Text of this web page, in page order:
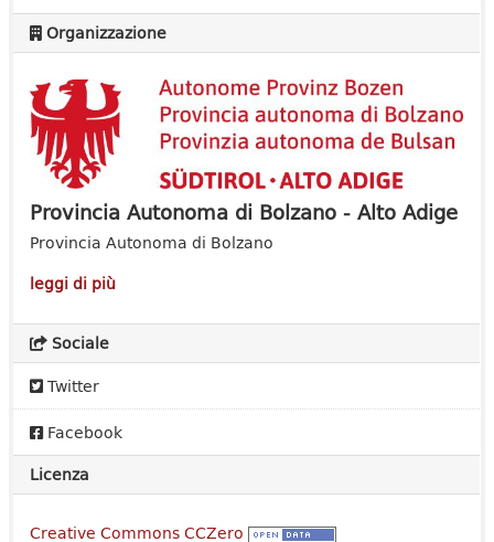
Organizzazione
Provincia Autonoma di Bolzano - Alto Adige
Provincia Autonoma di Bolzano
leggi di più
Sociale
Twitter
Facebook
Licenza
Creative Commons CCZero